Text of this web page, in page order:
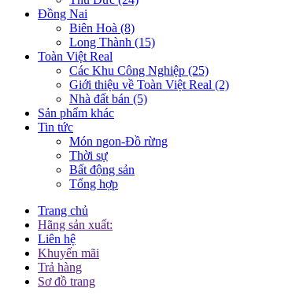
Đồng Nai
Biên Hoà (8)
Long Thành (15)
Toàn Việt Real
Các Khu Công Nghiệp (25)
Giới thiệu về Toàn Việt Real (2)
Nhà đất bán (5)
Sản phẩm khác
Tin tức
Món ngon-Đồ rừng
Thời sự
Bất động sản
Tổng hợp
Trang chủ
Hãng sản xuất:
Liên hệ
Khuyến mãi
Trả hàng
Sơ đồ trang